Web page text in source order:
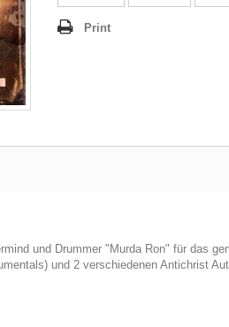
Print
und Drummer "Murda Ron" für das
und 2 verschiedenen Antichrist